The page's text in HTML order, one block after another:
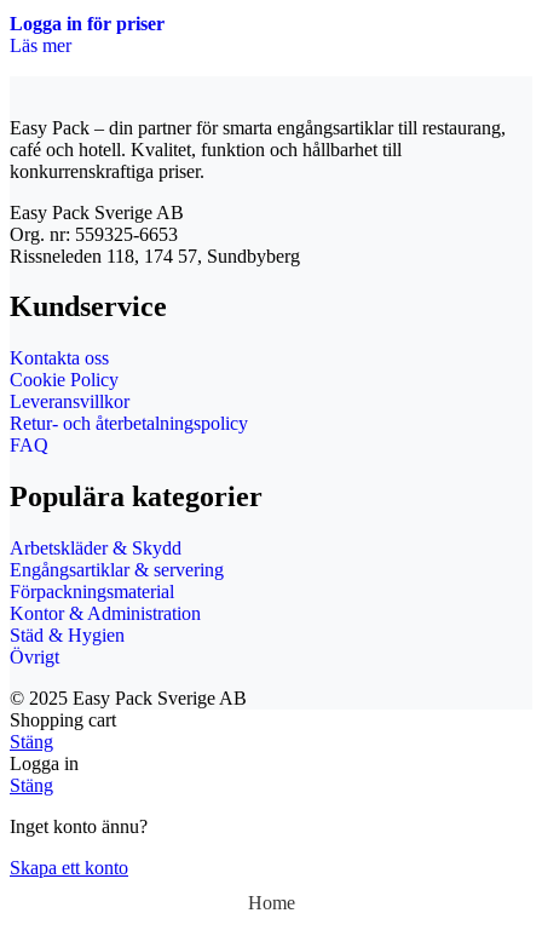
Logga in för priser
Läs mer
Easy Pack – din partner för smarta engångsartiklar till restaurang,
café och hotell. Kvalitet, funktion och hållbarhet till
konkurrenskraftiga priser.
Easy Pack Sverige AB
Org. nr: 559325-6653
Rissneleden 118, 174 57, Sundbyberg
Kundservice
Kontakta oss
Cookie Policy
Leveransvillkor
Retur- och återbetalningspolicy
FAQ
Populära kategorier
Arbetskläder & Skydd
Engångsartiklar & servering
Förpackningsmaterial
Kontor & Administration
Städ & Hygien
Övrigt
© 2025 Easy Pack Sverige AB
Shopping cart
Stäng
Logga in
Stäng
Inget konto ännu?
Skapa ett konto
Home